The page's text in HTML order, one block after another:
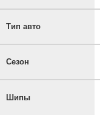
Тип авто
Сезон
Шипы